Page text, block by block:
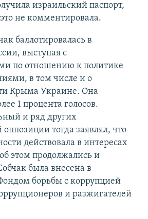
израильский паспорт,
не комментировала.
баллотировалась в
выступая с
по отношению к политике
в том числе и о
Крыма Украине. Она
1 процента голосов.
и ряд других
оппозиции тогда заявлял, что
действовала в интересах
этом продолжались и
была внесена в
борьбы с коррупцией
и разжигателей